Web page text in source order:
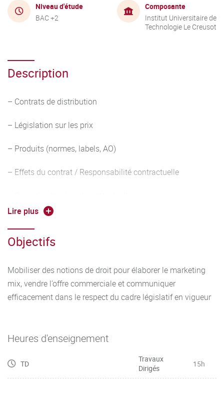
Niveau d'étude
BAC +2
Composante
Institut Universitaire de
Technologie Le Creusot
Description
– Contrats de distribution
– Législation sur les prix
– Produits (normes, labels, AO)
– Effets du contrat / Responsabilité contractuelle
– Pratiques abusives
– Droit de la publicité
– Droit des réseaux sociaux / E-réputation - Droit à l’oubli
– Données personnelles : collecte et exploitation des
données
Lire plus
Objectifs
Mobiliser des notions de droit pour élaborer le marketing
mix, vendre l’offre commerciale et communiquer
efficacement dans le respect du cadre législatif en vigueur
Heures d'enseignement
TD
Travaux
Dirigés
15h